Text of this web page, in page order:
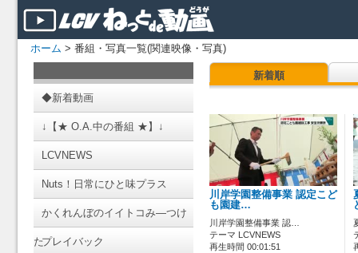
ホーム > 番組・写真一覧(関連映像・写真)
◆新着動画
↓【★ O.A.中の番組 ★】↓
LCVNEWS
Nuts！日常にひと味プラス
かくれんぼのイイトコみ―つけ
たプレイバック
新着順
川岸学園整備事業 認定こど
も園建…
川岸学園整備事業 認…
テーマ LCVNEWS
再生時間 00:01:51